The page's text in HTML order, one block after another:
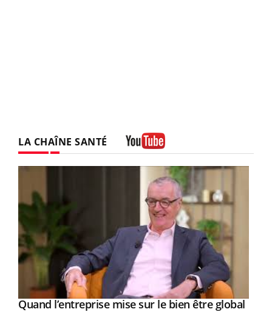
LA CHAÎNE SANTÉ
Youtube
Quand l’entreprise mise sur le bien être global